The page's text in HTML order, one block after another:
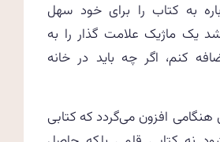
به کتاب را برای خود سهل
یک ماژیک علامت گذار را به
کنم، اگر چه باید در خانه
افزون می‌گردد که کتابی